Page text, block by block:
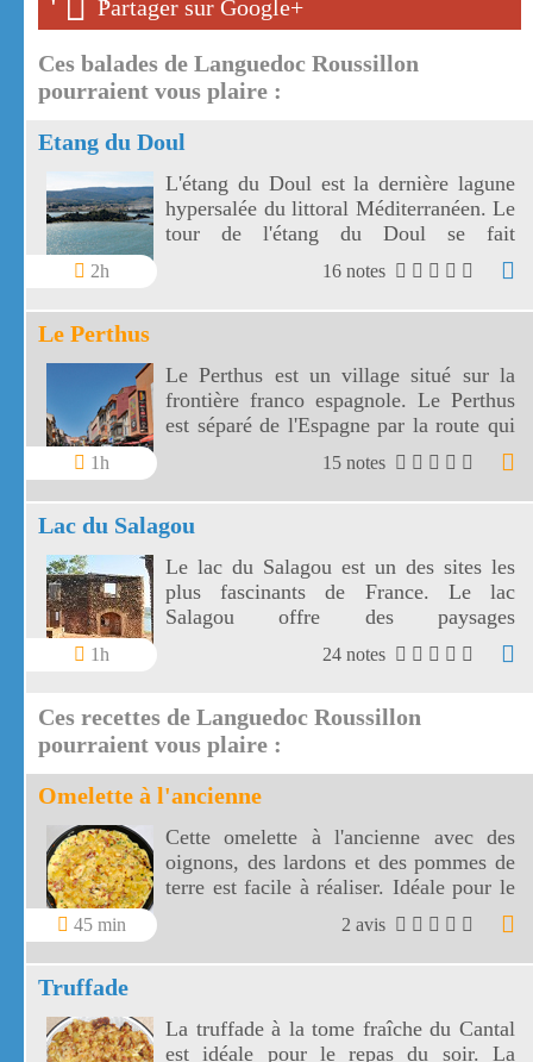
Partager sur Google+
Ces balades de Languedoc Roussillon
pourraient vous plaire :
Etang du Doul
2h
L'étang du Doul est la dernière lagune
hypersalée du littoral Méditerranéen. Le
tour de l'étang du Doul se fait
facilement en 1 heure environ.
16 notes
Le Perthus
1h
Le Perthus est un village situé sur la
frontière franco espagnole. Le Perthus
est séparé de l'Espagne par la route qui
15 notes
Lac du Salagou
1h
Le lac du Salagou est un des sites les
plus fascinants de France. Le lac
Salagou offre des paysages
24 notes
Ces recettes de Languedoc Roussillon
pourraient vous plaire :
Omelette à l'ancienne
45 min
Cette omelette à l'ancienne avec des
oignons, des lardons et des pommes de
terre est facile à réaliser. Idéale pour le
dîner, cette omelette à l'ancienne sera
accompagnée d'une salade verte.
2 avis
Truffade
La truffade à la tome fraîche du Cantal
est idéale pour le repas du soir. La